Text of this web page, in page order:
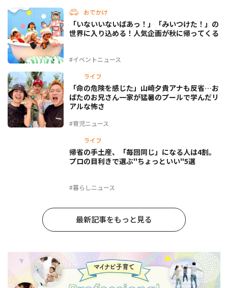
おでかけ
#イベントニュース
「いないいないばあっ！」「みいつけた！」の
世界に入り込める！人気企画が秋に帰ってくる
ライフ
#育児ニュース
「命の危険を感じた」山崎夕貴アナも反省…お
ばたのお兄さん一家が猛暑のプールで学んだリ
アルな怖さ
ライフ
#暮らしニュース
帰省の手土産、「毎回同じ」になる人は4割。
プロの目利きで選ぶ"ちょっといい"5選
最新記事をもっと見る